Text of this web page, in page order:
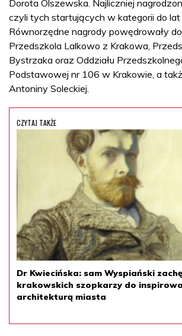
Dorota Olszewska. Najliczniej
czyli tych startujących w kategorii do lat
Równorzędne nagrody powędrowały
Przedszkola Lalkowo z Krakowa,
Bystrzaka oraz Oddziału
Podstawowej nr 106 w Krakowie, a
Antoniny Soleckiej.
CZYTAJ TAKŻE
Dr Kwiecińska: sam Wyspiański
krakowskich szopkarzy do
architekturą miasta